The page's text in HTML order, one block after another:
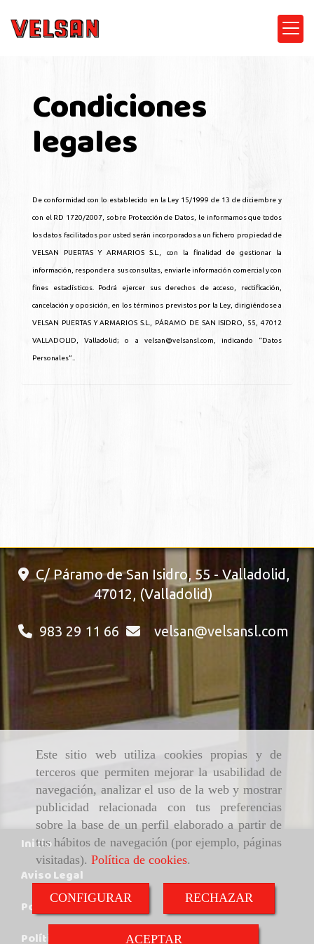
Este sitio web utiliza cookies propias y de
terceros que permiten mejorar la usabilidad de
navegación, analizar el uso de la web y mostrar
publicidad relacionada con tus preferencias
sobre la base de un perfil elaborado a partir de
tus hábitos de navegación (por ejemplo, páginas
visitadas). Política de cookies.
CONFIGURAR RECHAZAR
ACEPTAR
Condiciones
legales
De conformidad con lo establecido en la Ley 15/1999 de 13 de diciembre y
con el RD 1720/2007, sobre Protección de Datos, le informamos que todos
los datos facilitados por usted serán incorporados a un fichero propiedad de
VELSAN PUERTAS Y ARMARIOS S.L. , con la finalidad de gestionar la
información, responder a sus consultas, enviarle información comercial y con
fines estadísticos. Podrá ejercer sus derechos de acceso, rectificación,
cancelación y oposición, en los términos previstos por la Ley, dirigiéndose a
VELSAN PUERTAS Y ARMARIOS S.L. PÁRAMO DE SAN ISIDRO, 55 ,47012
VALLADOLID ,Valladolid; o a velsan@velsansl.com , indicando “Datos
Personales”..
C/ Páramo de San Isidro, 55 - Valladolid ,
47012, (Valladolid)
983 29 11 66 velsan velsansl.com
Inicio
Aviso Legal
Política de cookies
Política de Privacidad